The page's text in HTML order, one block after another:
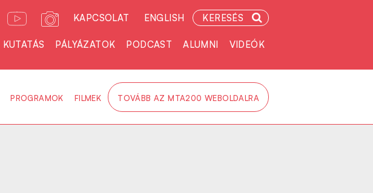
KAPCSOLAT ENGLISH KERESÉS
KUTATÁS PÁLYÁZATOK PODCAST ALUMNI VIDEÓK
PROGRAMOK FILMEK TOVÁBB AZ MTA200 WEBOLDALRA